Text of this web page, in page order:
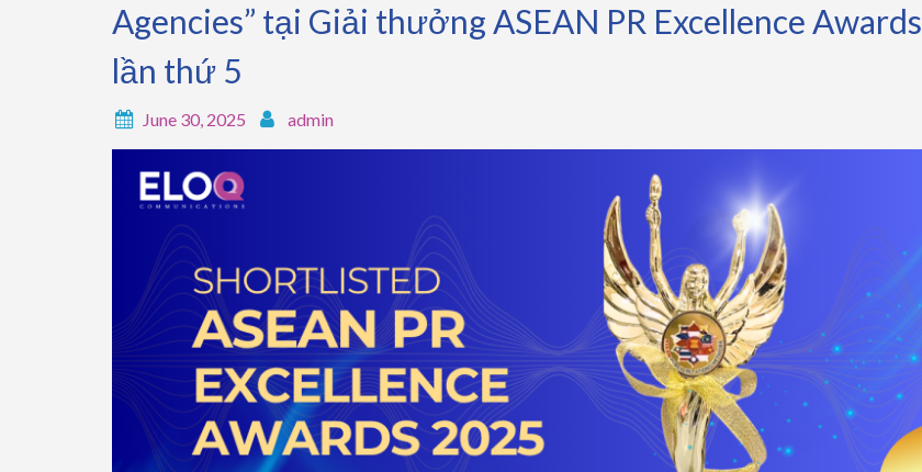
Agencies” tại Giải thưởng ASEAN PR Excellence Awards
lần thứ 5
June 30, 2025 admin